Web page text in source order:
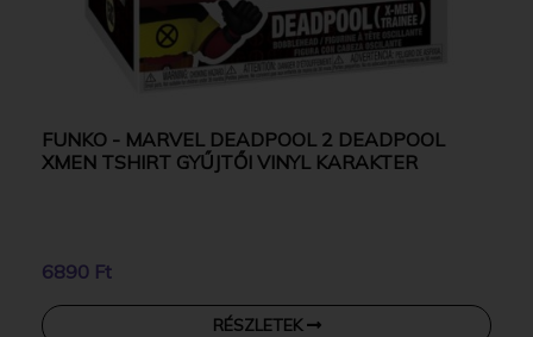
FUNKO - MARVEL DEADPOOL 2 DEADPOOL
XMEN TSHIRT GYŰJTŐI VINYL KARAKTER
6890 Ft
RÉSZLETEK